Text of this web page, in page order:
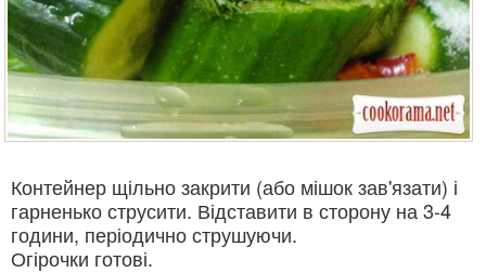
Контейнер щільно закрити (або мішок зав'язати) і
гарненько струсити. Відставити в сторону на 3-4
години, періодично струшуючи.
Огірочки готові.